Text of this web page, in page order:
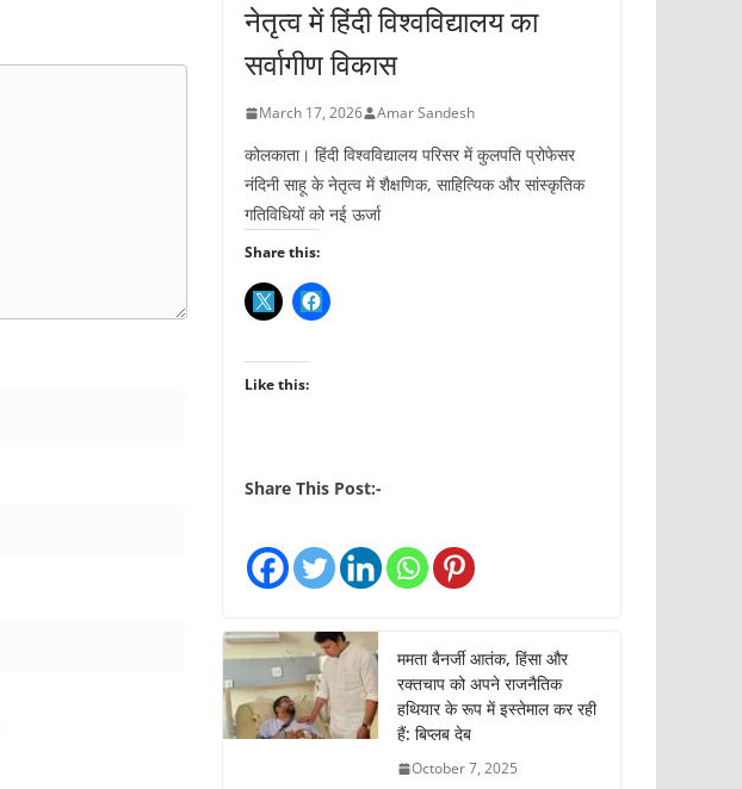
नेतृत्व में हिंदी विश्वविद्यालय का
सर्वागीण विकास
March 17, 2026 Amar Sandesh
कोलकाता। हिंदी विश्वविद्यालय परिसर में कुलपति प्रोफेसर
नंदिनी साहू के नेतृत्व में शैक्षणिक, साहित्यिक और सांस्कृतिक
गतिविधियों को नई ऊर्जा
Share this:
Like this:
Share This Post:-
ममता बैनर्जी आतंक, हिंसा और
रक्तचाप को अपने राजनैतिक
हथियार के रूप में इस्तेमाल कर रही
हैं: बिप्लब देब
October 7, 2025